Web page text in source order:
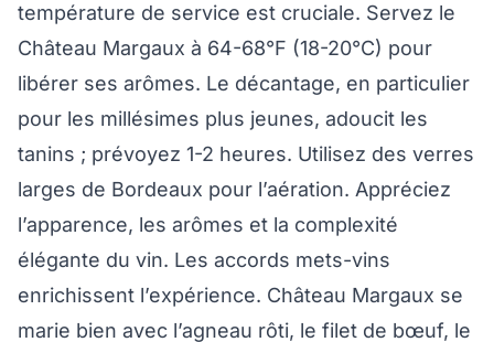
température de service est cruciale. Servez le
Château Margaux à 64-68°F (18-20°C) pour
libérer ses arômes. Le décantage, en particulier
pour les millésimes plus jeunes, adoucit les
tanins ; prévoyez 1-2 heures. Utilisez des verres
larges de Bordeaux pour l’aération. Appréciez
l’apparence, les arômes et la complexité
élégante du vin. Les accords mets-vins
enrichissent l’expérience. Château Margaux se
marie bien avec l’agneau rôti, le filet de bœuf, le